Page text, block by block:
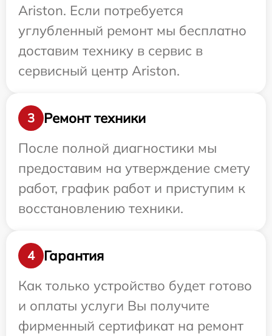
Ariston. Если потребуется
углубленный ремонт мы бесплатно
доставим технику в сервис в
сервисный центр Ariston.
3
Ремонт техники
После полной диагностики мы
предоставим на утверждение смету
работ, график работ и приступим к
восстановлению техники.
4
Гарантия
Как только устройство будет готово
и оплаты услуги Вы получите
фирменный сертификат на ремонт